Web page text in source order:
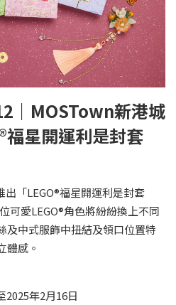
｜MOSTown新港城
福星開運利是封套
「LEGO®福星開運利是封套
可愛LEGO®角色將紛紛換上不同
及中式服飾中扭結及領口位置特
體感。
2025年2月16日